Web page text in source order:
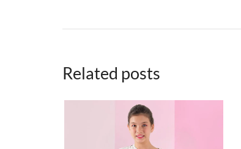
Related posts